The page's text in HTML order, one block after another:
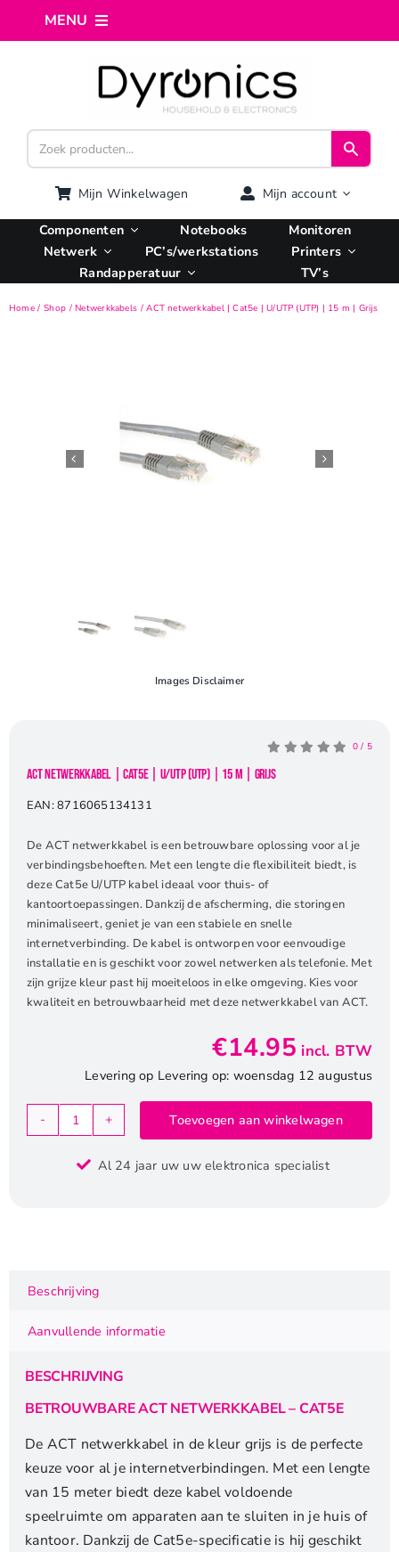
MENU
Webshop
Computer reparatie
AI Integratie
Hosting
Openingstijden
Mijn Winkelwagen Mijn account
Componenten Notebooks
Monitoren
Netwerk
PC’s/werkstations
Printers
Randapperatuur
TV’s
Home Shop Netwerkkabels ACT netwerkkabel | Cat5e | U/UTP (UTP) | 15 m | Grijs
Images Disclaimer
0 / 5
ACT netwerkkabel | Cat5e | U/UTP (UTP) | 15 m | Grijs
EAN:8716065134131
De ACT netwerkkabel is een betrouwbare oplossing voor al je
verbindingsbehoeften. Met een lengte die flexibiliteit biedt, is
deze Cat5e U/UTP kabel ideaal voor thuis- of
kantoortoepassingen. Dankzij de afscherming, die storingen
minimaliseert, geniet je van een stabiele en snelle
internetverbinding. De kabel is ontworpen voor eenvoudige
installatie en is geschikt voor zowel netwerken als telefonie. Met
zijn grijze kleur past hij moeiteloos in elke omgeving. Kies voor
kwaliteit en betrouwbaarheid met deze netwerkkabel van ACT.
€14.95 incl. BTW
Levering op Levering op: woensdag 12 augustus
ACT
|
15
aantal
Toevoegen aan winkelwagen
Al 24 jaar uw uw elektronica specialist
Beschrijving
Aanvullende informatie
BESCHRIJVING
BETROUWBARE ACT NETWERKKABEL – CAT5E
De ACT netwerkkabel in de kleur grijs is de perfecte
keuze voor al je internetverbindingen. Met een lengte
van 15 meter biedt deze kabel voldoende
speelruimte om apparaten aan te sluiten in je huis of
kantoor. Dankzij de Cat5e-specificatie is hij geschikt